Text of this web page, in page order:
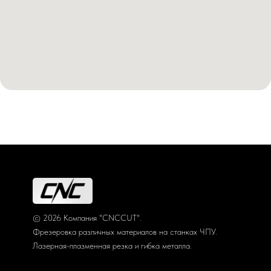
© 2026 Компания "CNCCUT".
Фрезеровка различных материалов на станках ЧПУ.
Лазерная-плазменная резка и гибка металла.